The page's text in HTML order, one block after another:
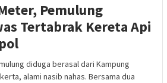
Pemulung
Tertabrak Kereta Api
diduga berasal dari Kampung
alami nasib nahas. Bersama dua